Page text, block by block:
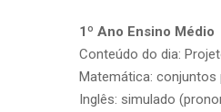
1º Ano Ensino Médio
Conteúdo do dia:
Matemática: conjuntos
Inglês: simulado